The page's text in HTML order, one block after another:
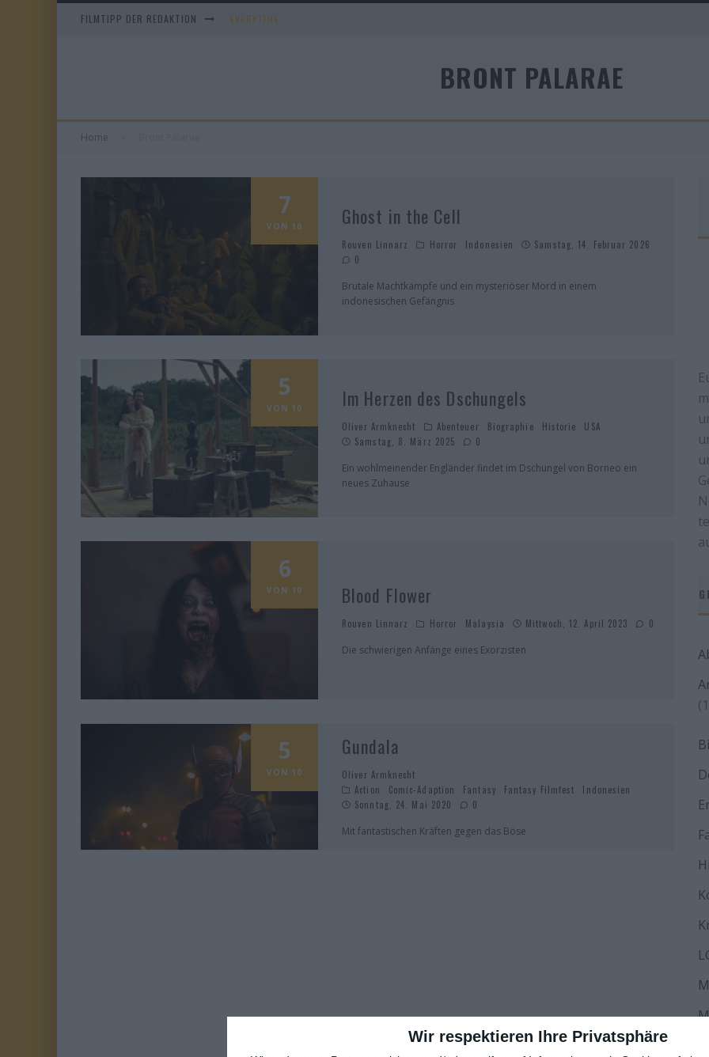
Wir respektieren Ihre Privatsphäre
FILMTIPP DER REDAKTION EVERYTIME
BRONT PALARAE
Home
7
VON 10 Ghost in the Cell
Rouven Linnarz Horror Indonesien
Samstag, 14. Februar 2026
0
Brutale Machtkämpfe und ein mysteriöser Mord in einem
indonesischen Gefängnis
5
VON 10 Im Herzen des Dschungels
Oliver Armknecht Abenteuer Biographie Historie
USA
Samstag, 8. März 2025
0
Ein wohlmeinender Engländer findet im Dschungel von Borneo ein
neues Zuhause
6
VON 10 Blood Flower
Rouven Linnarz Horror Malaysia Mittwoch, 12. April 2023 0
Die schwierigen Anfänge eines Exorzisten
5
VON 10
Gundala
Oliver Armknecht
Action
Comic-Adaption Fantasy Fantasy Filmfest
Indonesien
Sonntag, 24. Mai 2020
0
Mit fantastischen Kräften gegen das Böse